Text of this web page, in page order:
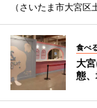
（さいたま市大宮区
食べ
大
態